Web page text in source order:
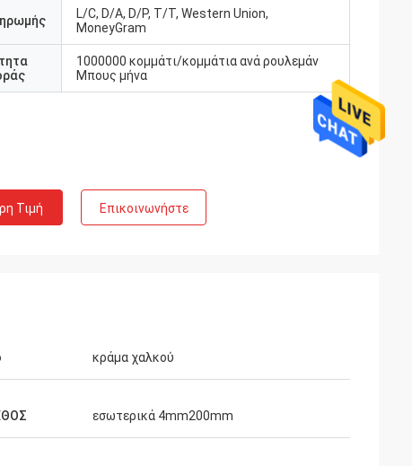
L/C, D/A, D/P, T/T, Western Union,
MoneyGram
1000000 κομμάτι/κομμάτια ανά ρουλεμάν
Μπους μήνα
Τιμή Επικοινωνήστε
κράμα χαλκού
εσωτερικά 4mm200mm